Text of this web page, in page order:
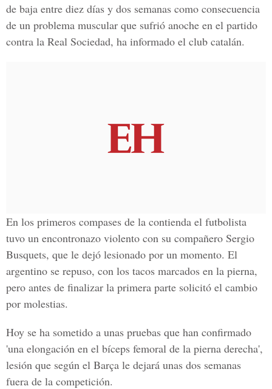
de baja entre diez días y dos semanas como consecuencia
de un problema muscular que sufrió anoche en el partido
contra la Real Sociedad, ha informado el club catalán.
En los primeros compases de la contienda el futbolista
tuvo un encontronazo violento con su compañero Sergio
Busquets, que le dejó lesionado por un momento. El
argentino se repuso, con los tacos marcados en la pierna,
pero antes de finalizar la primera parte solicitó el cambio
por molestias.
Hoy se ha sometido a unas pruebas que han confirmado
'una elongación en el bíceps femoral de la pierna derecha',
lesión que según el Barça le dejará unas dos semanas
fuera de la competición.